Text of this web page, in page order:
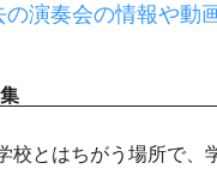
の演奏会の情報や動
校とはちがう場所で、